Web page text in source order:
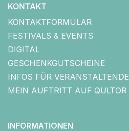
KONTAKT
KONTAKTFORMULAR
FESTIVALS & EVENTS
DIGITAL
GESCHENKGUTSCHEINE
INFOS FÜR VERANSTALTENDE
MEIN AUFTRITT AUF QULTOR
INFORMATIONEN